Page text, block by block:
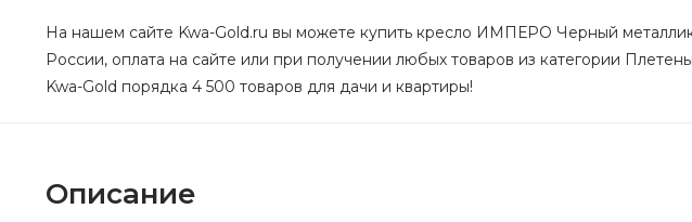
На нашем сайте Kwa-Gold.ru вы можете купить кресло ИМПЕРО Черный
России, оплата на сайте или при получении любых товаров из категории
Kwa-Gold порядка 4 500 товаров для дачи и квартиры!
Описание